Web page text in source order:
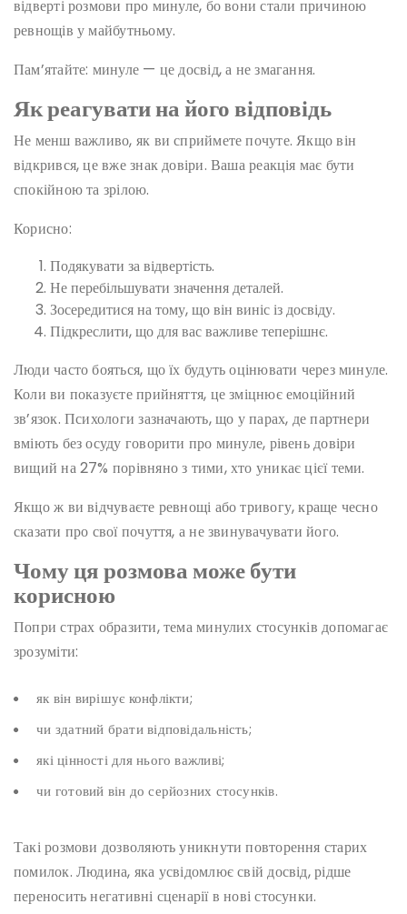
відверті розмови про минуле, бо вони стали причиною
ревнощів у майбутньому.
Пам’ятайте: минуле — це досвід, а не змагання.
Як реагувати на його відповідь
Не менш важливо, як ви сприймете почуте. Якщо він
відкрився, це вже знак довіри. Ваша реакція має бути
спокійною та зрілою.
Корисно:
Подякувати за відвертість.
Не перебільшувати значення деталей.
Зосередитися на тому, що він виніс із досвіду.
Підкреслити, що для вас важливе теперішнє.
Люди часто бояться, що їх будуть оцінювати через минуле.
Коли ви показуєте прийняття, це зміцнює емоційний
зв’язок. Психологи зазначають, що у парах, де партнери
вміють без осуду говорити про минуле, рівень довіри
вищий на 27% порівняно з тими, хто уникає цієї теми.
Якщо ж ви відчуваєте ревнощі або тривогу, краще чесно
сказати про свої почуття, а не звинувачувати його.
Чому ця розмова може бути
корисною
Попри страх образити, тема минулих стосунків допомагає
зрозуміти:
як він вирішує конфлікти;
чи здатний брати відповідальність;
які цінності для нього важливі;
чи готовий він до серйозних стосунків.
Такі розмови дозволяють уникнути повторення старих
помилок. Людина, яка усвідомлює свій досвід, рідше
переносить негативні сценарії в нові стосунки.